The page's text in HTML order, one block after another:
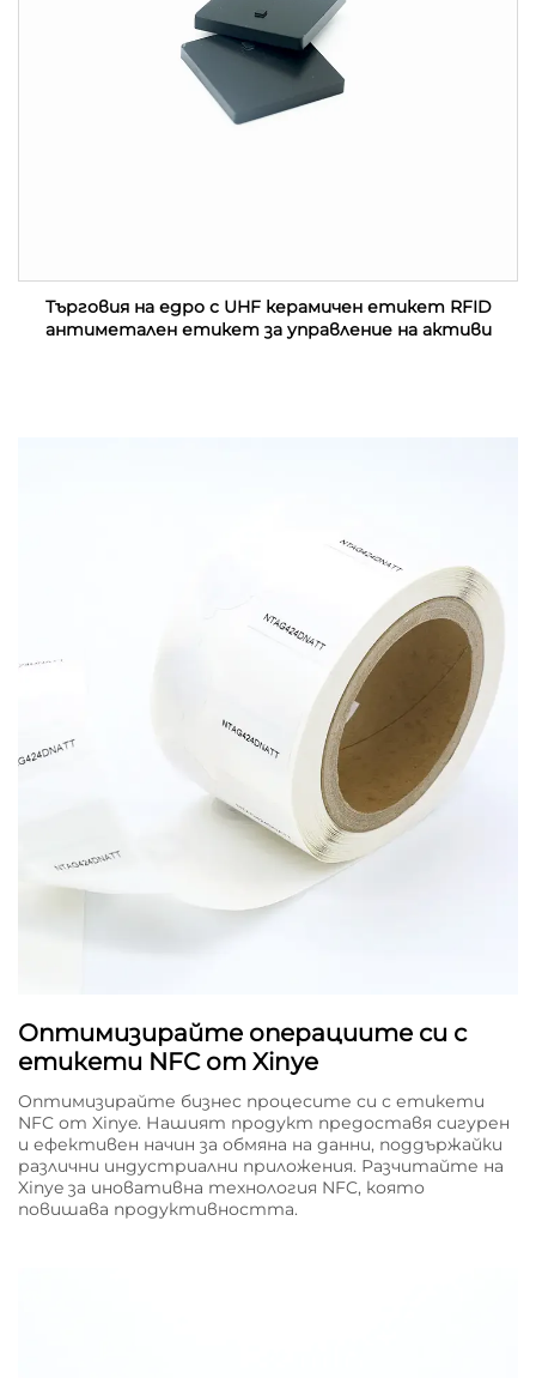
Търговия на едро с UHF керамичен етикет RFID
антиметален етикет за управление на активи
Оптимизирайте операциите си с
етикети NFC от Xinye
Оптимизирайте бизнес процесите си с етикети
NFC от Xinye. Нашият продукт предоставя сигурен
и ефективен начин за обмяна на данни, поддържайки
различни индустриални приложения. Разчитайте на
Xinye за иновативна технология NFC, която
повишава продуктивността.